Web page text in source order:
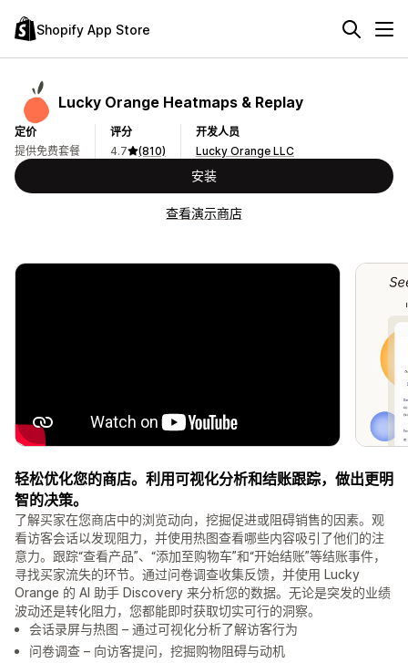
Shopify App Store
Lucky Orange Heatmaps & Replay
定价
提供免费套餐
评分
4.7
(810)
开发人员
Lucky Orange LLC
安装
查看演示商店
轻松优化您的商店。利用可视化分析和结账跟踪，做出更明
智的决策。
了解买家在您商店中的浏览动向，挖掘促进或阻碍销售的因素。观
看访客会话以发现阻力，并使用热图查看哪些内容吸引了他们的注
意力。跟踪“查看产品”、“添加至购物车”和“开始结账”等结账事件，
寻找买家流失的环节。通过问卷调查收集反馈，并使用 Lucky
Orange 的 AI 助手 Discovery 来分析您的数据。无论是突发的业绩
波动还是转化阻力，您都能即时获取切实可行的洞察。
会话录屏与热图 – 通过可视化分析了解访客行为
问卷调查 – 向访客提问，挖掘购物阻碍与动机